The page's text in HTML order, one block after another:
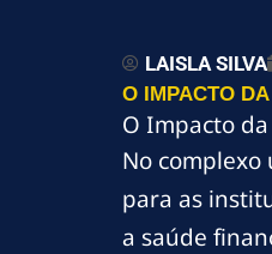
LAISLA SILVA
O IMPACTO
O Impacto
No complexo
para as
a saúde